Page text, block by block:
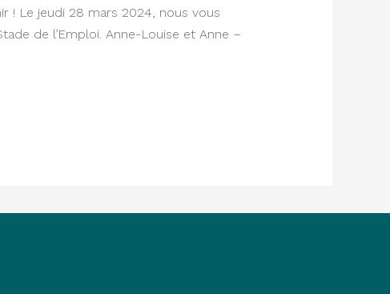
! Le jeudi 28 mars 2024, nous vous
de l’Emploi. Anne-Louise et Anne –